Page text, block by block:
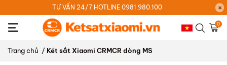
TƯ VẤN 24/7 HOTLINE 0981.980.100
0
Trang chủ / Két sắt Xiaomi CRMCR dòng MS